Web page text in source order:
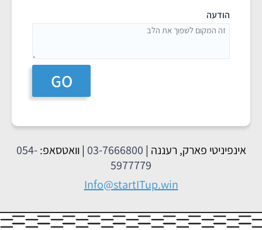
הודעה
GO
אינפיניטי פארק, רעננה | 03-7666800 | וואטסאפ:054-
5977779
Info@startITup.win